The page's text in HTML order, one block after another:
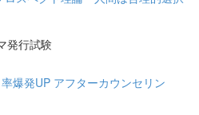
発行試験
爆発UP アフターカウンセリン